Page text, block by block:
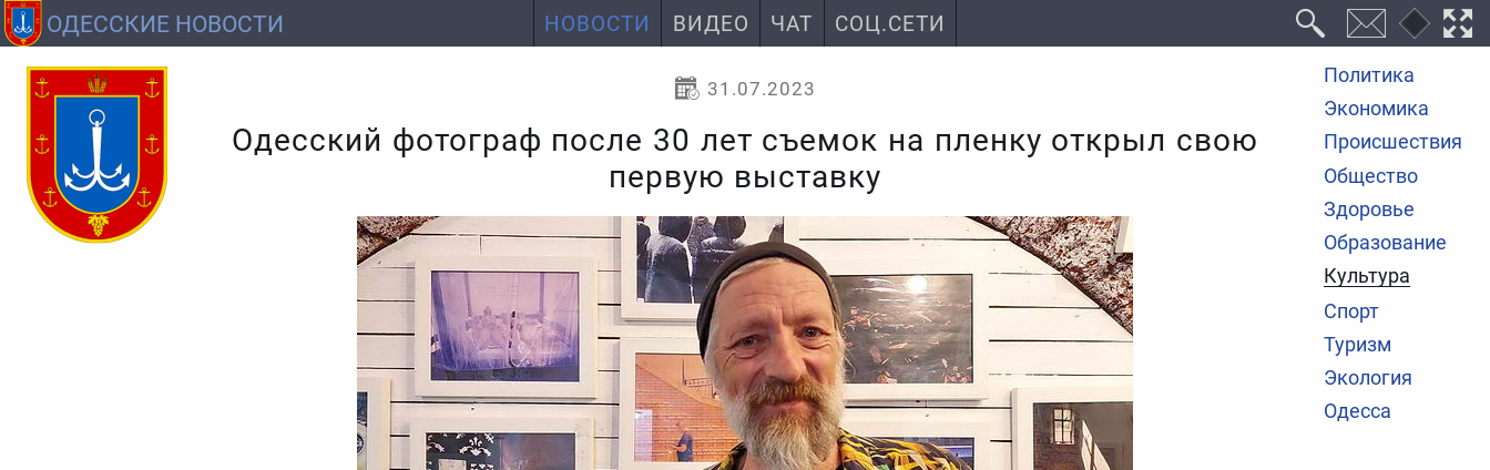
ОДЕССКИЕ НОВОСТИ НОВОСТИ ВИДЕО ЧАТ СОЦ.СЕТИ
Политика
Экономика
Происшествия
Общество
Здоровье
Образование
Культура
Спорт
Туризм
Экология
Одесса
31.07.2023
Одесский фотограф после 30 лет съемок на пленку открыл свою
первую выставку